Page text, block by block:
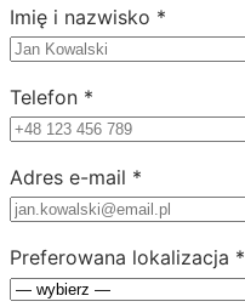
Imię i nazwisko *
Telefon *
Adres e-mail *
Preferowana lokalizacja *